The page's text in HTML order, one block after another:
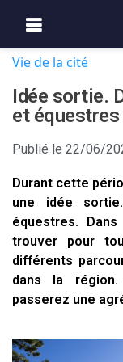
Vie de la cité
Idée sortie.
et équestres
Publié le 22/06/
Durant cette
une idée
équestres.
trouver pour
différents
dans la
passerez une